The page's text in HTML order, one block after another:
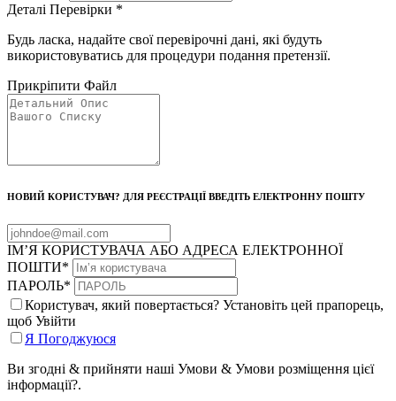
Деталі Перевірки *
Будь ласка, надайте свої перевірочні дані, які будуть
використовуватись для процедури подання претензії.
Прикріпити Файл
НОВИЙ КОРИСТУВАЧ? ДЛЯ РЕЄСТРАЦІЇ ВВЕДІТЬ ЕЛЕКТРОННУ ПОШТУ
ІМ’Я КОРИСТУВАЧА АБО АДРЕСА ЕЛЕКТРОННОЇ
ПОШТИ*
ПАРОЛЬ*
Користувач, який повертається? Установіть цей прапорець,
щоб Увійти
Я Погоджуюся
Ви згодні & прийняти наші Умови & Умови розміщення цієї
інформації?.